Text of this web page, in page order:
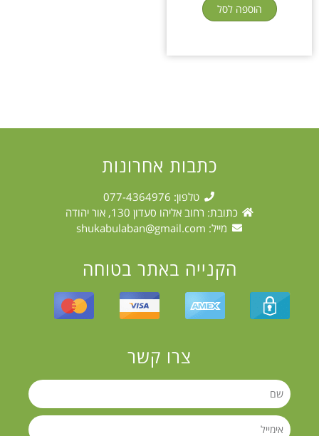
הוספה לסל
כתבות אחרונות
טלפון: 077-4364976
כתובת: רחוב אליהו סעדון 130, אור יהודה
מייל: shukabulaban@gmail.com
הקנייה באתר בטוחה
צרו קשר